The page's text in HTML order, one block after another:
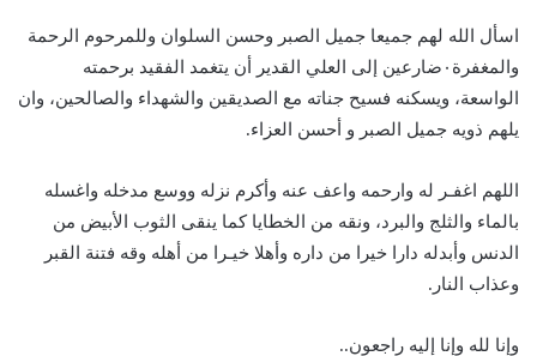
اسأل الله لهم جميعا جميل الصبر وحسن السلوان وللمرحوم الرحمة
والمغفرة٠ضارعين إلى العلي القدير أن يتغمد الفقيد برحمته
الواسعة، ويسكنه فسيح جناته مع الصديقين والشهداء والصالحين، وان
يلهم ذويه جميل الصبر و أحسن العزاء.
اللهم اغفـر له وارحمه واعف عنه وأكرم نزله ووسع مدخله واغسله
بالماء والثلج والبرد، ونقه من الخطايا كما ينقى الثوب الأبيض من
الدنس وأبدله دارا خيرا من داره وأهلا خيـرا من أهله وقه فتنة القبر
وعذاب النار.
وإنا لله وإنا إليه راجعون..